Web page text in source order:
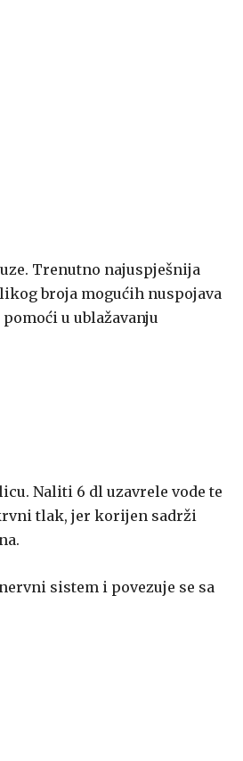
Trenutno najuspješnija
broja mogućih nuspojava
u ublažavanju
Naliti 6 dl uzavrele vode te
tlak, jer korijen sadrži
sistem i povezuje se sa